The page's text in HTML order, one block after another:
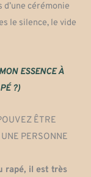
cérémonie
le silence, le vide
ESSENCE À
?)
ÊTRE
PERSONNE
rapé, il est très